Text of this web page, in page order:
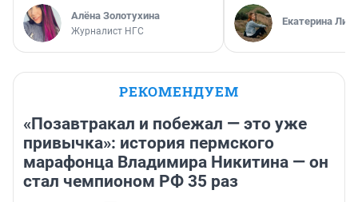
Алёна Золотухина
Журналист НГС
Екатерина
РЕКОМЕНДУЕМ
«Позавтракал и побежал — это уже
привычка»: история пермского
марафонца Владимира Никитина — он
стал чемпионом РФ 35 раз